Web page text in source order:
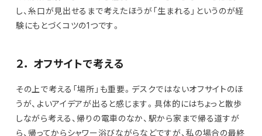
し、糸口が見出せるまで考えたほうが「生まれる」というのが経
験にもとづくコツの1つです。
２． オフサイトで考える
その上で考える「場所」も重要。デスクではないオフサイトのほ
うが、よいアイデアが出ると感じます。具体的にはちょっと散歩
しながら考える、帰りの電車のなか、駅から家まで帰る道すが
ら、帰ってからシャワー浴びながらなどですが、私の場合の最終